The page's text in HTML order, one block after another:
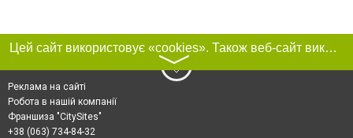
Цей сайт використовує «cookies». Також веб-сайт використовує інтернет-сервіс для збору технічних даних стосовно відвідувачів з метою отримання маркетингової та статистичної інформації. Умови обробки даних відвідувачів сайту див.
〉
Реклама на сайті
Робота в нашій компанії
Франшиза "CitySites"
+38 (063) 734-84-32